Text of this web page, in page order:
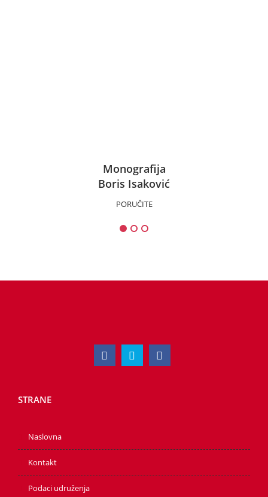
Monografija
Boris Isaković
PORUČITE
STRANE
Naslovna
Kontakt
Podaci udruženja